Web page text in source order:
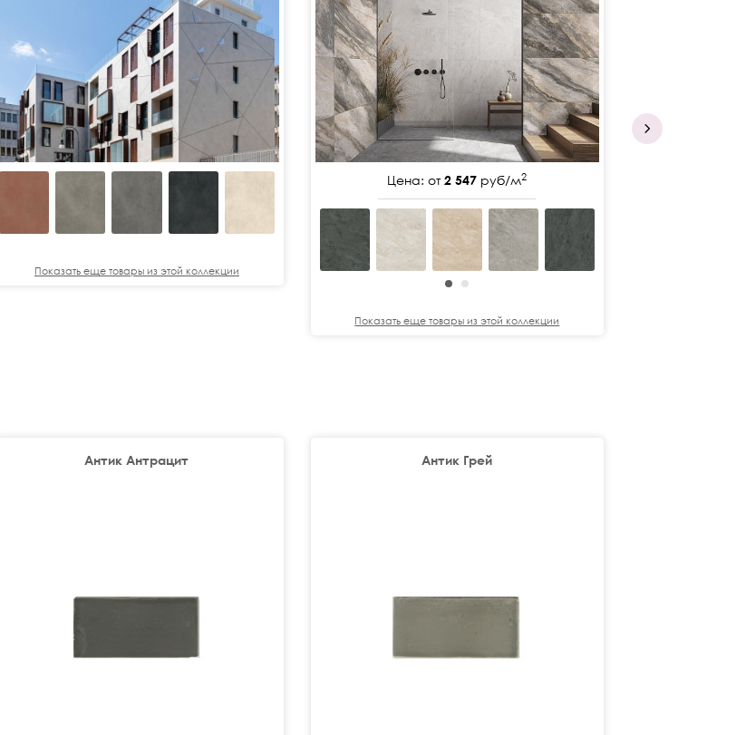
Показать еще товары из этой коллекции
Цена: от2 547 руб/м2
Показать еще товары из этой коллекции
Антик Антрацит Антик Грей